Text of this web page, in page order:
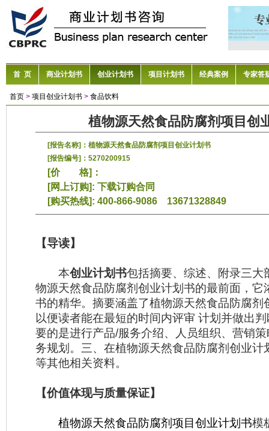
首 页 商业计划书 创业计划书 项目计划书 经典案例 专家答
首页 > 项目创业计划书 > 食品饮料
植物源天然食品防腐剂项目创
[报告名称]：植物源天然食品防腐剂项目创业计划书
[报告编号]：5270200915
[价 格]：
[网上订购]:下载订购合同
[购买热线]: 400-866-9086 13671328849
【导读】
本创业计划书包括摘要、综述、附录三大
物源天然食品防腐剂创业计划书的最前面，它
书的精华。摘要涵盖了植物源天然食品防腐剂
以便读者能在最短的时间内评审 计划并做出
要的是进行产品/服务介绍、人员组织、营销
务规划。三、在植物源天然食品防腐剂创业计
等其他相关资料。
【价值体现与质量保证】
植物源天然食品防腐剂项目创业计划书模